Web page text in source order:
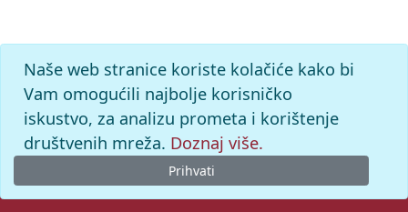
Naše web stranice koriste kolačiće kako bi
Vam omogućili najbolje korisničko
iskustvo, za analizu prometa i korištenje
društvenih mreža. Doznaj više.
Prihvati
© 2026. -Leksikografski zavodMiroslav Krleža